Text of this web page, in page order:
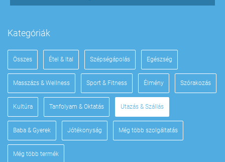
Kategóriák
Összes Étel & Ital Szépségápolás Egészség
Masszázs & Wellness Sport & Fitness Élmény Szórakozás
Kultúra Tanfolyam & Oktatás Utazás & Szállás
Baba & Gyerek Jótékonyság Még több szolgáltatás
Még több termék